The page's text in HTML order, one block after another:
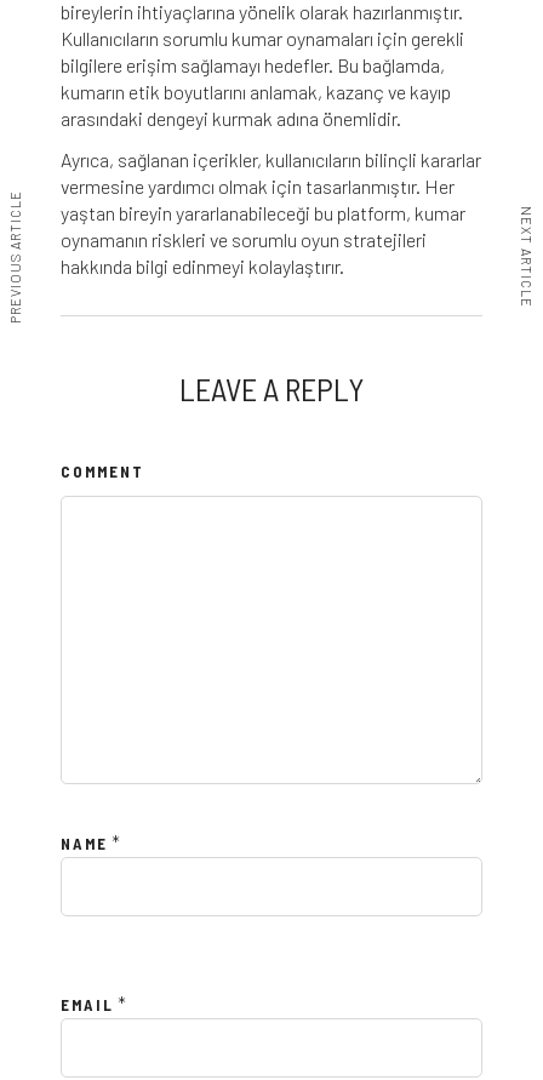
bireylerin ihtiyaçlarına yönelik olarak hazırlanmıştır.
Kullanıcıların sorumlu kumar oynamaları için gerekli
bilgilere erişim sağlamayı hedefler. Bu bağlamda,
kumarın etik boyutlarını anlamak, kazanç ve kayıp
arasındaki dengeyi kurmak adına önemlidir.
Ayrıca, sağlanan içerikler, kullanıcıların bilinçli kararlar
vermesine yardımcı olmak için tasarlanmıştır. Her
yaştan bireyin yararlanabileceği bu platform, kumar
oynamanın riskleri ve sorumlu oyun stratejileri
hakkında bilgi edinmeyi kolaylaştırır.
LEAVE A REPLY
COMMENT
NAME *
EMAIL *
PREVIOUS ARTICLE NEXT ARTICLE